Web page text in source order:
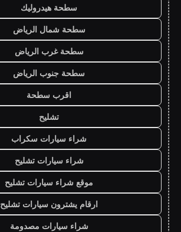
سطحة هيدروليك
سطحة شمال الرياض
سطحة غرب الرياض
سطحة جنوب الرياض
اقرب سطحة
تشليح
شراء سيارات سكراب
شراء سيارات تشليح
موقع شراء سيارات تشليح
ارقام يشترون سيارات تشليح
شراء سيارات مصدومة